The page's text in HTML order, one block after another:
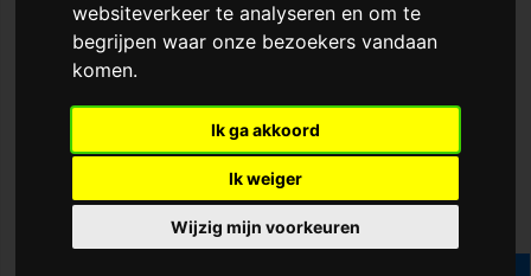
websiteverkeer te analyseren en om te
begrijpen waar onze bezoekers vandaan
komen.
Ik ga akkoord
Ik weiger
Wijzig mijn voorkeuren